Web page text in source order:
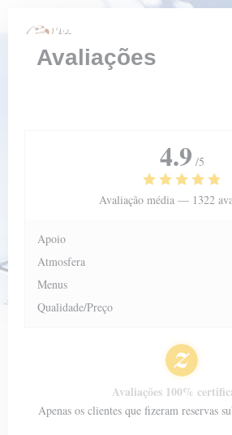
Painel de Gerenciamento de Cookies
Avaliações
4.9 /5
Avaliação média — 1322
Apoio
Atmosfera
Menus
Qualidade/Preço
Avaliações 100%
Apenas os clientes que fizeram reservas